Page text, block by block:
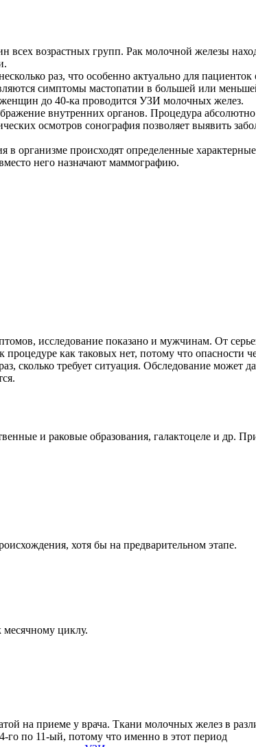
всех возрастных групп. Рак молочной железы
раз, что особенно актуально для пациенток
симптомы мастопатии в большей или
до 40-ка проводится УЗИ молочных желез.
внутренних органов. Процедура абсолютно
осмотров сонография позволяет выявить
в организме происходят определенные
него назначают маммографию.
исследование показано и мужчинам. От
процедуре как таковых нет, потому что опасности
сколько требует ситуация. Обследование может
и раковые образования, галактоцеле и др.
хотя бы на предварительном этапе.
месячному циклу.
на приеме у врача. Ткани молочных желез в
го по 11-ый, потому что именно в этот период